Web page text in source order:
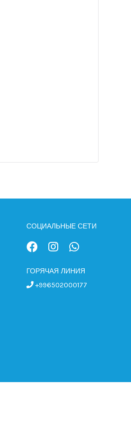
СОЦИАЛЬНЫЕ СЕТИ
ГОРЯЧАЯ ЛИНИЯ
+996502000177